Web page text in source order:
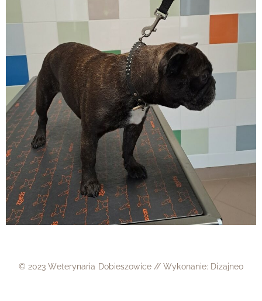
© 2023 Weterynaria Dobieszowice // Wykonanie: Dizajneo